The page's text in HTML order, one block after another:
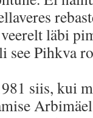
läbi
see Pihkva
siis, kui
Arbimäel